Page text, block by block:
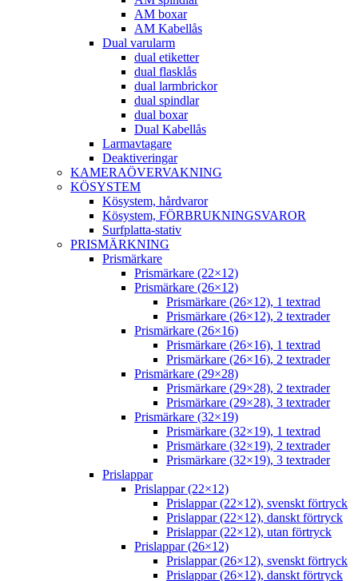
AM boxar
AM Kabellås
Dual varularm
dual etiketter
dual flasklås
dual larmbrickor
dual spindlar
dual boxar
Dual Kabellås
Larmavtagare
Deaktiveringar
KAMERAÖVERVAKNING
KÖSYSTEM
Kösystem, hårdvaror
Kösystem, FÖRBRUKNINGSVAROR
Surfplatta-stativ
PRISMÄRKNING
Prismärkare
Prismärkare (22×12)
Prismärkare (26×12)
Prismärkare (26×12), 1 textrad
Prismärkare (26×12), 2 textrader
Prismärkare (26×16)
Prismärkare (26×16), 1 textrad
Prismärkare (26×16), 2 textrader
Prismärkare (29×28)
Prismärkare (29×28), 2 textrader
Prismärkare (29×28), 3 textrader
Prismärkare (32×19)
Prismärkare (32×19), 1 textrad
Prismärkare (32×19), 2 textrader
Prismärkare (32×19), 3 textrader
Prislappar
Prislappar (22×12)
Prislappar (22×12), svenskt förtryck
Prislappar (22×12), danskt förtryck
Prislappar (22×12), utan förtryck
Prislappar (26×12)
Prislappar (26×12), svenskt förtryck
Prislappar (26×12), danskt förtryck